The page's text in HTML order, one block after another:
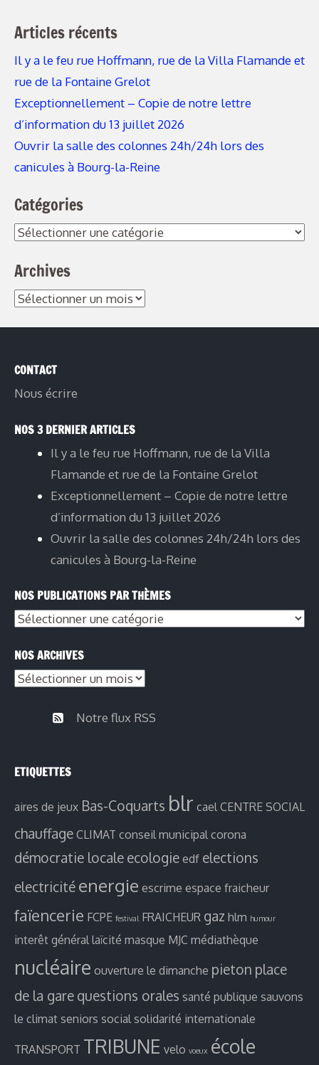
Articles récents
Il y a le feu rue Hoffmann, rue de la Villa Flamande et
rue de la Fontaine Grelot
Exceptionnellement – Copie de notre lettre
d’information du 13 juillet 2026
Ouvrir la salle des colonnes 24h/24h lors des
canicules à Bourg-la-Reine
Catégories
Catégories
Archives
Archives
CONTACT
Nous écrire
NOS 3 DERNIER ARTICLES
Il y a le feu rue Hoffmann, rue de la Villa
Flamande et rue de la Fontaine Grelot
Exceptionnellement – Copie de notre lettre
d’information du 13 juillet 2026
Ouvrir la salle des colonnes 24h/24h lors des
canicules à Bourg-la-Reine
NOS PUBLICATIONS PAR THÈMES
Nos
par
thèmes
NOS ARCHIVES
Nos
Notre flux RSS
ETIQUETTES
aires de jeux Bas-Coquarts blr cael CENTRE SOCIAL
chauffage CLIMAT conseil municipal corona
démocratie locale ecologie edf elections
electricité energie escrime espace fraicheur
faïencerie FCPE festival FRAICHEUR gaz hlm humour
interêt général laïcité masque MJC médiathèque
nucléaire ouverture le dimanche pieton place
de la gare questions orales santé publique sauvons
le climat seniors social solidarité internationale
TRANSPORT TRIBUNE velo voeux école